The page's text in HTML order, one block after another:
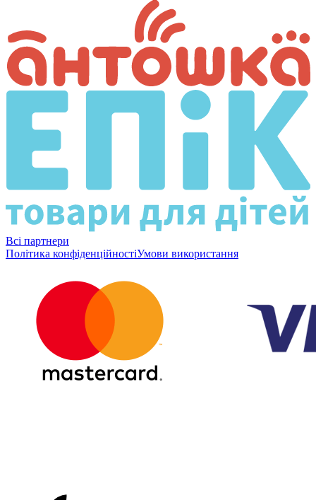
Всі партнери
Політика конфіденційностіУмови використання